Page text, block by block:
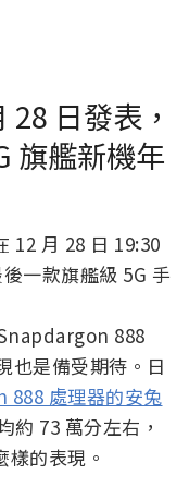
日發表，
旗艦新機年
12 月 28 日 19:30
一款旗艦級 5G 手
888
也是備受期待。日
888 處理器的安兔
約 73 萬分左右，
的表現。